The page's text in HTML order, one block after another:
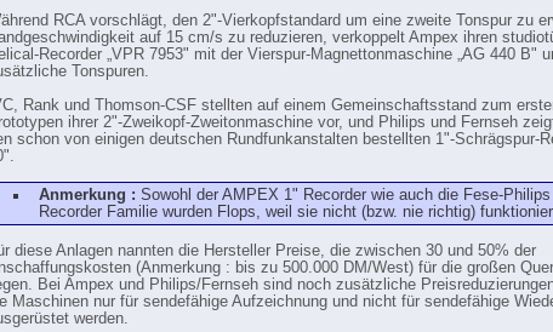
2
3
4
1
2
3
4
5
2
3
4
5
6
7
RCA vorschlägt, den 2"-Vierkopfstandard um eine zweite Tonspur zu
auf 15 cm/s zu reduzieren, verkoppelt Ampex ihren
Recorder „VPR 7953" mit der Vierspur-Magnettonmaschine „AG 440 B"
Tonspuren.
Rank und Thomson-CSF stellten auf einem Gemeinschaftsstand zum
ihrer 2"-Zweikopf-Zweitonmaschine vor, und Philips und Fernseh
schon von einigen deutschen Rundfunkanstalten bestellten 1"-Schrägspur-
Anmerkung : Sowohl der AMPEX 1" Recorder wie auch die Fese-
Recorder Familie wurden Flops, weil sie nicht (bzw. nie richtig)
diese Anlagen nannten die Hersteller Preise, die zwischen 30 und 50% der
(Anmerkung : bis zu 500.000 DM/West) für die großen
Bei Ampex und Philips/Fernseh sind noch zusätzliche
Maschinen nur für sendefähige Aufzeichnung und nicht für sendefähige
werden.